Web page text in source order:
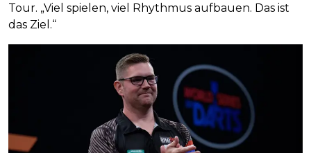
Tour. „Viel spielen, viel Rhythmus aufbauen. Das ist
das Ziel.“